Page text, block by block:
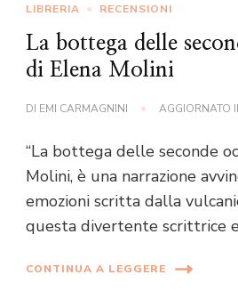
LIBRERIA RECENSIONI
La bottega delle
di Elena Molini
DI EMI CARMAGNINI AGGIORNATO
“La bottega delle seconde
Molini, è una narrazione
emozioni scritta dalla
questa divertente scrittrice
CONTINUA A LEGGERE